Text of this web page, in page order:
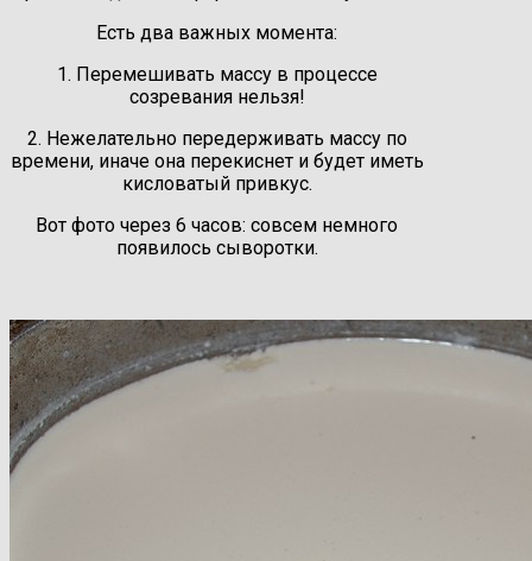
Есть два важных момента:
1. Перемешивать массу в процессе
созревания нельзя!
2. Нежелательно передерживать массу по
времени, иначе она перекиснет и будет иметь
кисловатый привкус.
Вот фото через 6 часов: совсем немного
появилось сыворотки.